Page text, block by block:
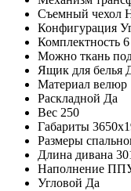
Съемный чехол
Конфигурация
Комплектность 6
Можно ткань под
Ящик для белья
Материал велюр
Раскладной Да
Вес 250
Габариты
Размеры
Длина дивана
Наполнение
Угловой Да